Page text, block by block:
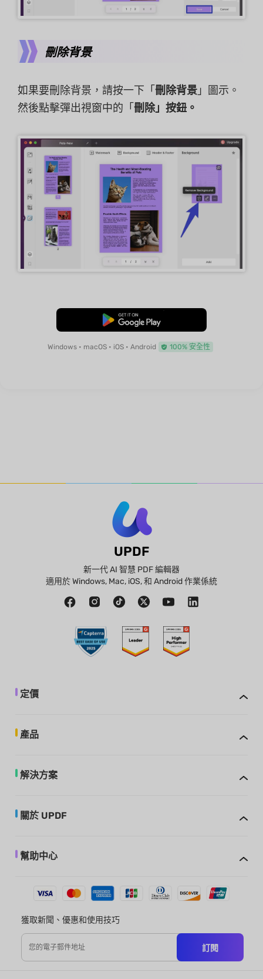
刪除背景
如果要刪除背景，請按一下「 刪除背景 」圖示。
然後點擊彈出視窗中的「 刪除」按鈕。
免費下載
Windows • macOS • iOS • Android 100% 安全性
UPDF
新一代 AI 智慧 PDF 編輯器
適用於 Windows, Mac, iOS, 和 Android 作業係統
定價
產品
解決方案
關於 UPDF
幫助中心
獲取新聞、優惠和使用技巧
訂閱